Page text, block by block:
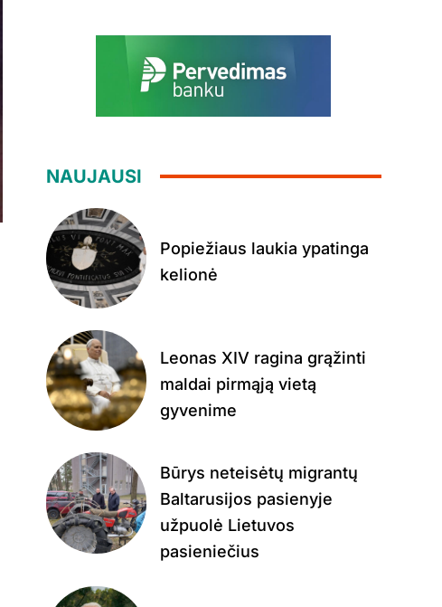
NAUJAUSI
Popiežiaus laukia ypatinga
kelionė
Leonas XIV ragina grąžinti
maldai pirmąją vietą
gyvenime
Būrys neteisėtų migrantų
Baltarusijos pasienyje
užpuolė Lietuvos
pasieniečius